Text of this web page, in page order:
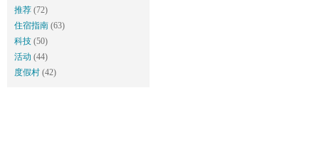
推荐 (72)
住宿指南 (63)
科技 (50)
活动 (44)
度假村 (42)